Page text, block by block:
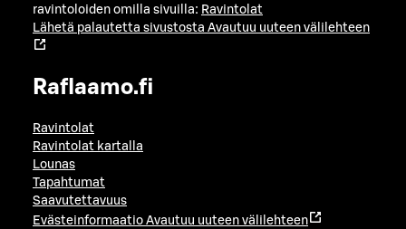
ravintoloiden omilla sivuilla: Ravintolat
Lähetä palautetta sivustosta Avautuu uuteen välilehteen
Raflaamo.fi
Ravintolat
Ravintolat kartalla
Lounas
Tapahtumat
Saavutettavuus
Evästeinformaatio Avautuu uuteen välilehteen